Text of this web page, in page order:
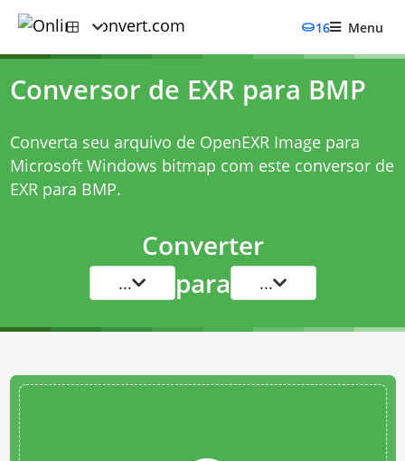
16 Menu
Conversor de EXR para BMP
Converta seu arquivo de OpenEXR Image para
Microsoft Windows bitmap com este conversor de
EXR para BMP.
Converter
... para ...